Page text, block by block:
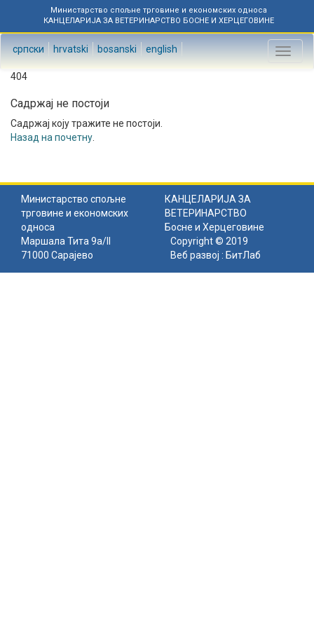
Министарство спољне трговине и економских односа
КАНЦЕЛАРИЈА ЗА ВЕТЕРИНАРСТВО БОСНЕ И ХЕРЦЕГОВИНЕ
српски hrvatski bosanski english
Toggle
404
Садржај не постоји
Садржај коју тражите не постоји.
Назад на почетну
Министарство спољне
трговине и економских
односа
КАНЦЕЛАРИЈА ЗА
ВЕТЕРИНАРСТВО
Босне и Херцеговине
Маршала Тита 9а/II
71000 Сарајево
Copyright © 2019
Веб развој : БитЛаб